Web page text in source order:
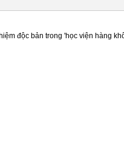
độc bản trong 'học viện hàng